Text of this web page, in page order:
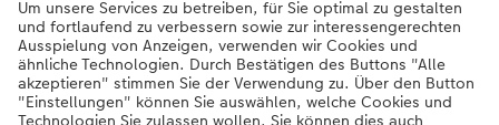
Unternehmen
Digitalisierung mit
Verantwortung